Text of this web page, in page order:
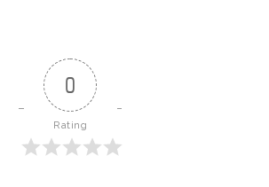
0
Rating